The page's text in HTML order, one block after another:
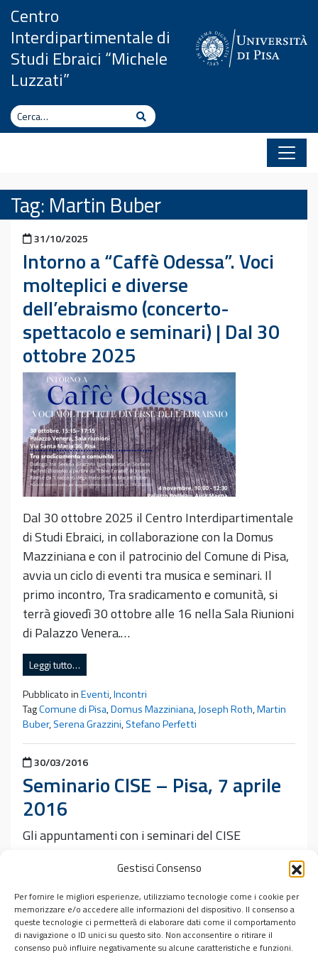
Gestisci Consenso
Per fornire le migliori esperienze, utilizziamo tecnologie come i cookie per
memorizzare e/o accedere alle informazioni del dispositivo. Il consenso a
queste tecnologie ci permetterà di elaborare dati come il comportamento
di navigazione o ID unici su questo sito. Non acconsentire o ritirare il
consenso può influire negativamente su alcune caratteristiche e funzioni.
Vai al contenuto
Centro
Interdipartimentale di
Studi Ebraici “Michele
Luzzati”
Cerca Cerca
Tag: Martin Buber
Pubblicato il
31/10/2025
Intorno a “Caffè Odessa”. Voci
molteplici e diverse
dell’ebraismo (concerto-
spettacolo e seminari) | Dal 30
ottobre 2025
Dal 30 ottobre 2025 il Centro Interdipartimentale
di Studi Ebraici, in collaborazione con la Domus
Mazziniana e con il patrocinio del Comune di Pisa,
avvia un ciclo di eventi tra musica e seminari. Il
primo incontro, Tra sradicamento e comunità, si
terrà giovedì 30 ottobre alle 16 nella Sala Riunioni
di Palazzo Venera.…
Leggi tutto…
Pubblicato inEventi,Incontri
TagComune di Pisa,Domus Mazziniana,Joseph Roth,Martin
Buber,Serena Grazzini,Stefano Perfetti
Pubblicato il
30/03/2016
Seminario CISE – Pisa, 7 aprile
2016
Gli appuntamenti con i seminari del CISE
Stefano Perfetti Dialogo senza conversione…
Leggi tutto…
Pubblicato inIncontri
TagMartin Buber ,Stefano Perfetti